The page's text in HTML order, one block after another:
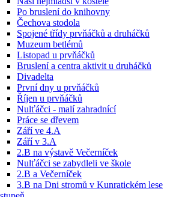
Po bruslení do knihovny
Čechova stodola
Spojené třídy prvňáčků a druháčků
Muzeum betlémů
Listopad u prvňáčků
Bruslení a centra aktivit u druháčků
Divadelta
První dny u prvňáčků
Říjen u prvňáčků
Nulťáčci - malí zahradnící
Práce se dřevem
Září ve 4.A
Září v 3.A
2.B na výstavě Večerníček
Nulťáčci se zabydleli ve škole
2.B a Večerníček
3.B na Dni stromů v Kunratickém lese